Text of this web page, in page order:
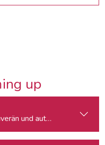
up
und authentisch